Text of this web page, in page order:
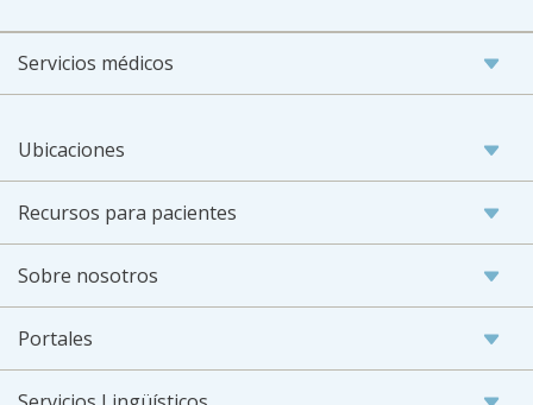
Servicios médicos
Ubicaciones
Recursos para pacientes
Sobre nosotros
Portales